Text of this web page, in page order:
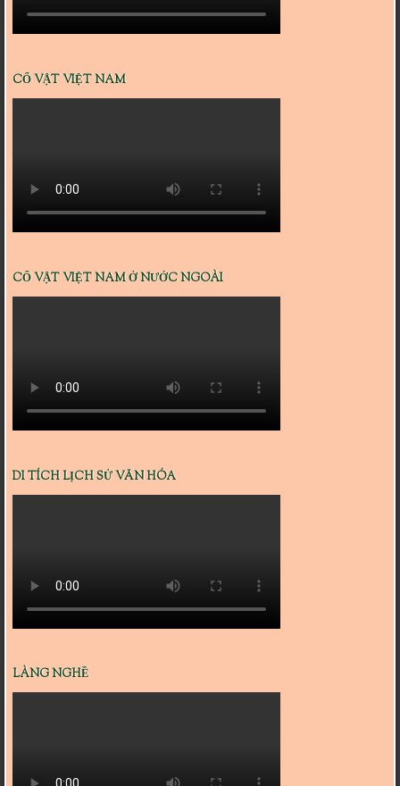
CỔ VẬT VIỆT NAM
CỔ VẬT VIỆT NAM Ở NƯỚC NGOÀI
DI TÍCH LỊCH SỬ VĂN HÓA
LÀNG NGHỀ